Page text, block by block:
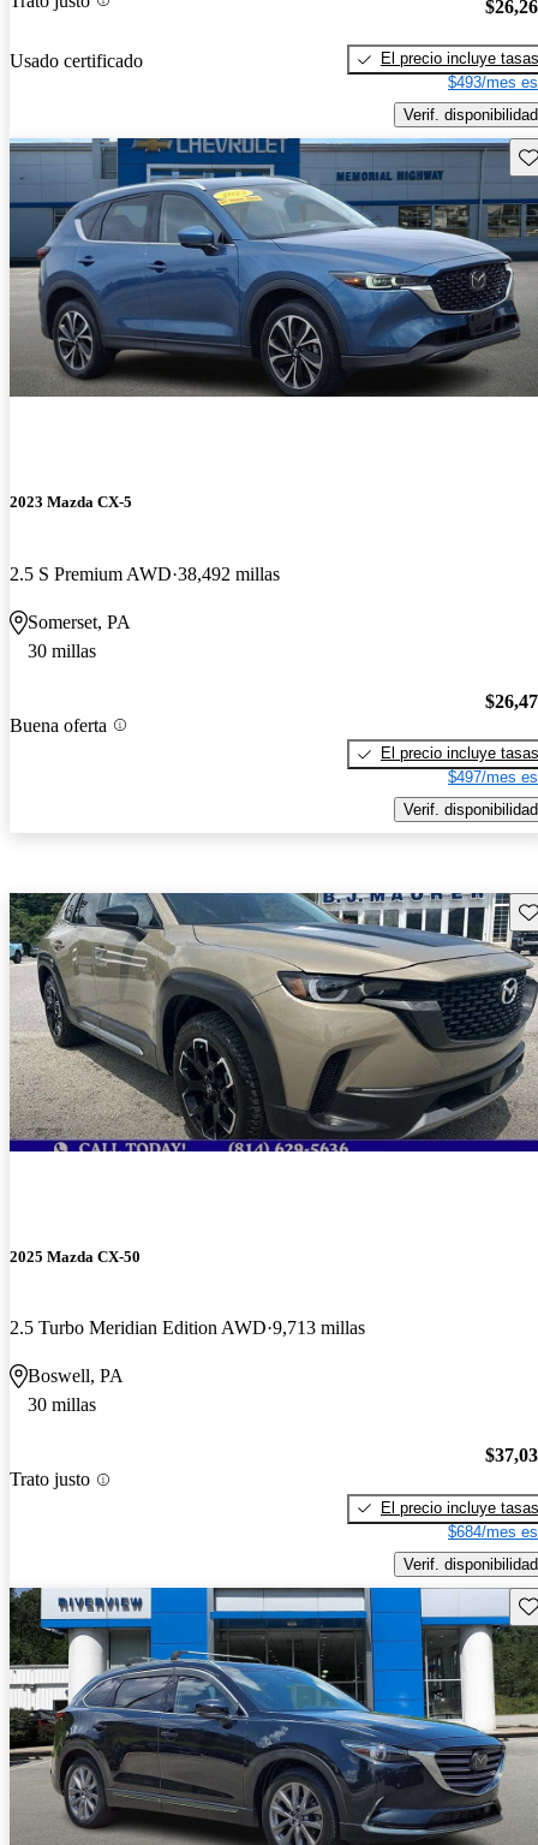
Usado certificado
El precio incluye tasas
$493/mes
Verif. disponibilidad
2023 Mazda CX-5
2.5 S Premium AWD 38,492 millas
Somerset, PA
30 millas
Buena oferta
El precio incluye tasas
$497/mes
Verif. disponibilidad
2025 Mazda CX-50
2.5 Turbo Meridian Edition AWD 9,713 millas
Boswell, PA
30 millas
Trato justo
El precio incluye tasas
$684/mes
Verif. disponibilidad